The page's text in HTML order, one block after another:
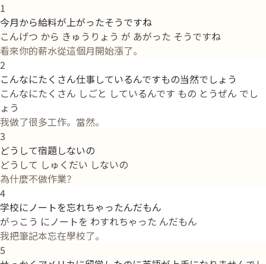
1
今月から給料が上がったそうですね
こんげつ から きゅうりょう が あがった そうですね
看來你的薪水從這個月開始漲了。
2
こんなにたくさん仕事しているんですもの当然でしょう
こんなにたくさん しごと しているんです もの とうぜん でし
ょう
我做了很多工作。當然。
3
どうして宿題しないの
どうして しゅくだい しないの
為什麼不做作業？
4
学校にノートを忘れちゃったんだもん
がっこう にノートを わすれちゃった んだもん
我把筆記本忘在學校了。
5